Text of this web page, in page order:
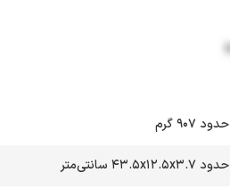
حدود 907 گرم
حدود 43.5x12.5x3.7 سانتی‌متر